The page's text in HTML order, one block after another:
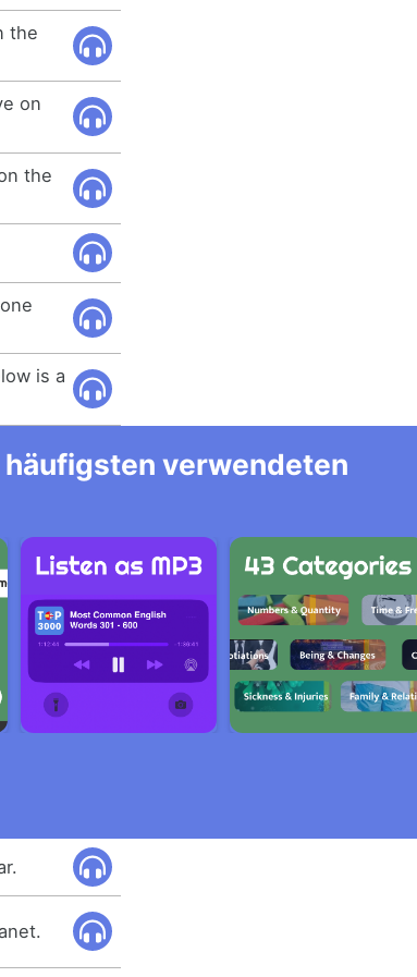
the
on
the
is a
häufigsten verwendeten